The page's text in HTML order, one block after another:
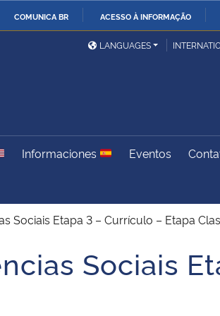
COMUNICA BR ACESSO À INFORMAÇÃO
Ministério das Relações
ExterioresLANGUAGES
Informaciones Eventos
Sociais Etapa 3 – Currículo – Etapa
Sociais